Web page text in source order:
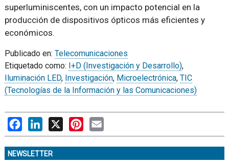
superluminiscentes, con un impacto potencial en la
producción de dispositivos ópticos más eficientes y
económicos.
Publicado en: Telecomunicaciones
Etiquetado como: I+D (Investigación y Desarrollo),
Iluminación LED, Investigación, Microelectrónica, TIC
(Tecnologías de la Información y las Comunicaciones)
FacebookLinkedIn
X PinterestEmail
NEWSLETTER